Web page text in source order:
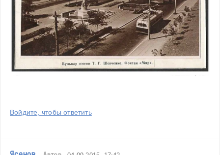
Войдите, чтобы ответить